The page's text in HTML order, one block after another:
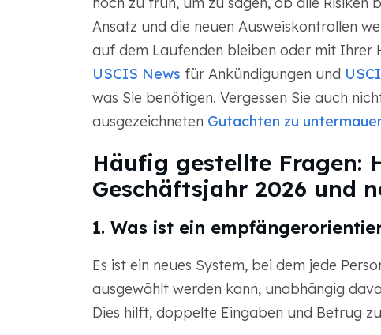
Ansatz und die neuen Ausweiskontrollen
auf dem Laufenden bleiben oder mit Ihrer
USCIS News für Ankündigungen und
was Sie benötigen. Vergessen Sie auch
ausgezeichneten Gutachten zu
Häufig gestellte Fragen:
Geschäftsjahr 2026 und
1. Was ist ein
Es ist ein neues System, bei dem jede
ausgewählt werden kann, unabhängig
Dies hilft, doppelte Eingaben und Betrug